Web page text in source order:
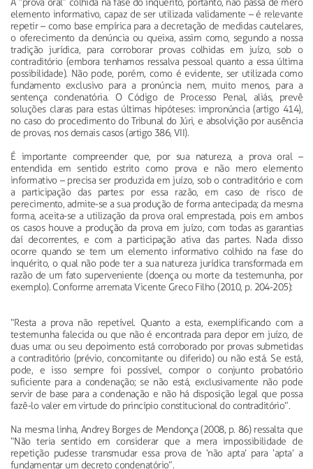
A “prova oral” colhida na fase do inquérito, portanto, não passa de mero
elemento informativo, capaz de ser utilizada validamente – é relevante
repetir – como base empírica para a decretação de medidas cautelares,
o oferecimento da denúncia ou queixa, assim como, segundo a nossa
tradição jurídica, para corroborar provas colhidas em juízo, sob o
contraditório (embora tenhamos ressalva pessoal quanto a essa última
possibilidade). Não pode, porém, como é evidente, ser utilizada como
fundamento exclusivo para a pronúncia nem, muito menos, para a
sentença condenatória. O Código de Processo Penal, aliás, prevê
soluções claras para estas últimas hipóteses: impronúncia (artigo 414),
no caso do procedimento do Tribunal do Júri, e absolvição por ausência
de provas, nos demais casos (artigo 386, VII).
É importante compreender que, por sua natureza, a prova oral –
entendida em sentido estrito como prova e não mero elemento
informativo – precisa ser produzida em juízo, sob o contraditório e com
a participação das partes: por essa razão, em caso de risco de
perecimento, admite-se a sua produção de forma antecipada; da mesma
forma, aceita-se a utilização da prova oral emprestada, pois em ambos
os casos houve a produção da prova em juízo, com todas as garantias
daí decorrentes, e com a participação ativa das partes. Nada disso
ocorre quando se tem um elemento informativo colhido na fase do
inquérito, o qual não pode ter a sua natureza jurídica transformada em
razão de um fato superveniente (doença ou morte da testemunha, por
exemplo). Conforme arremata Vicente Greco Filho (2010, p. 204-205):
“Resta a prova não repetível. Quanto a esta, exemplificando com a
testemunha falecida ou que não é encontrada para depor em juízo, de
duas uma: ou seu depoimento está corroborado por provas submetidas
a contraditório (prévio, concomitante ou diferido) ou não está. Se está,
pode, e isso sempre foi possível, compor o conjunto probatório
suficiente para a condenação; se não está, exclusivamente não pode
servir de base para a condenação e não há disposição legal que possa
fazê-lo valer em virtude do princípio constitucional do contraditório”.
Na mesma linha, Andrey Borges de Mendonça (2008, p. 86) ressalta que
“Não teria sentido em considerar que a mera impossibilidade de
repetição pudesse transmudar essa prova de ‘não apta’ para ‘apta’ a
fundamentar um decreto condenatório”.